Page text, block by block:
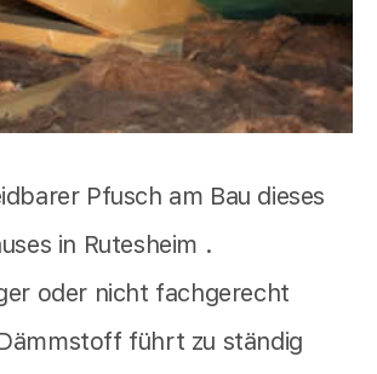
Pfusch am Bau dieses
in Rutesheim .
oder nicht fachgerecht
führt zu ständig